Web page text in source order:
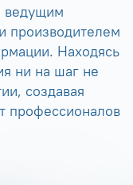
ведущим
производителем
Находясь
ни на шаг не
создавая
профессионалов